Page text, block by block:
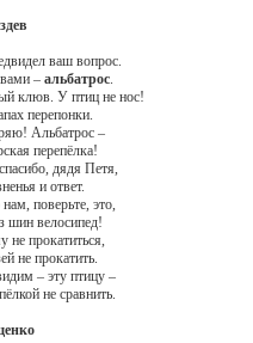
ваш вопрос.
–альбатрос.
клюв. У птиц не нос!
перепонки.
Альбатрос –
перепёлка!
дядя Петя,
и ответ.
нам, поверьте, это,
шин велосипед!
не прокатиться,
не прокатить.
– эту птицу –
не сравнить.